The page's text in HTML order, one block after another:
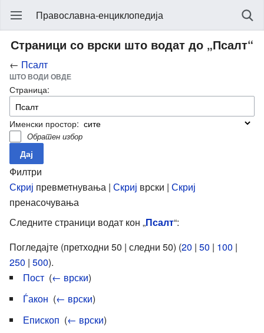
Православна-енциклопедија
Страници со врски што водат до „Псалт“
← Псалт
ШТО ВОДИ ОВДЕ
Страница:
Именски простор:
Обратен избор
Филтри
Скриј превметнувања | Скриј врски | Скриј
пренасочувања
Следните страници водат кон „Псалт“:
Погледајте (претходни 50 | следни 50) (20 | 50 | 100 |
250 | 500).
Пост (← врски)
Ѓакон (← врски)
Епископ (← врски)